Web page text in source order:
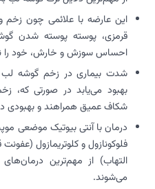
این عارضه با علائمی چون زخم
قرمزی، پوسته پوسته شدن
احساس سوزش و خارش، خود را
شدت بیماری در زخم گوشه لب
بهبود می‌یابد در صورتی که،
شکاف عمیق همراهند و بهبودی
درمان با آنتی بیوتیک موضعی
فلوکونازول و کلوتریمازول
التهاب) از مهم‌ترین
می‌شوند.